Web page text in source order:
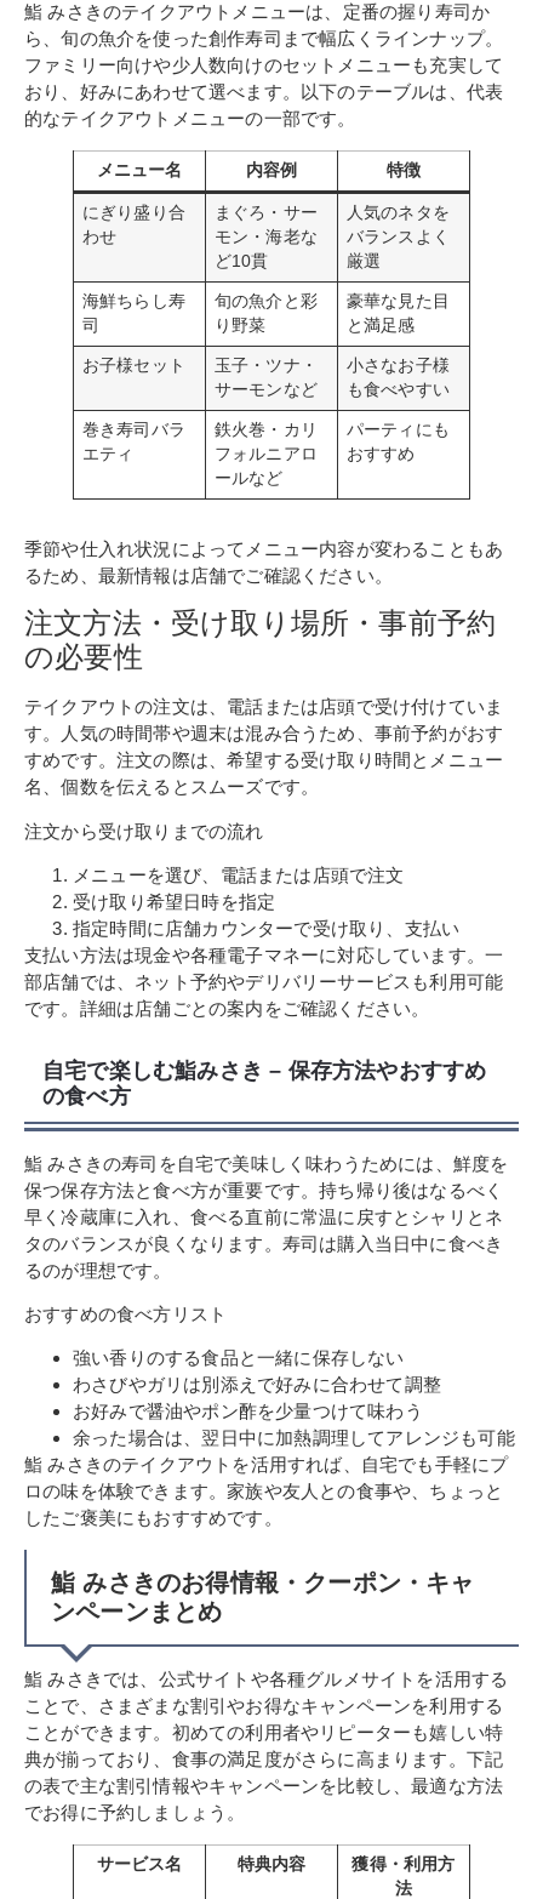
鮨 みさきのテイクアウトメニューは、定番の握り寿司か
ら、旬の魚介を使った創作寿司まで幅広くラインナップ。
ファミリー向けや少人数向けのセットメニューも充実して
おり、好みにあわせて選べます。以下のテーブルは、代表
的なテイクアウトメニューの一部です。
メニュー名 内容例 特徴
にぎり盛り合
わせ
まぐろ・サー
モン・海老な
ど10貫
人気のネタを
バランスよく
厳選
海鮮ちらし寿
司
旬の魚介と彩
り野菜
豪華な見た目
と満足感
お子様セット
玉子・ツナ・
サーモンなど
小さなお子様
も食べやすい
巻き寿司バラ
エティ
鉄火巻・カリ
フォルニアロ
ールなど
パーティにも
おすすめ
季節や仕入れ状況によってメニュー内容が変わることもあ
るため、最新情報は店舗でご確認ください。
注文方法・受け取り場所・事前予約
の必要性
テイクアウトの注文は、電話または店頭で受け付けていま
す。人気の時間帯や週末は混み合うため、事前予約がおす
すめです。注文の際は、希望する受け取り時間とメニュー
名、個数を伝えるとスムーズです。
注文から受け取りまでの流れ
メニューを選び、電話または店頭で注文
受け取り希望日時を指定
指定時間に店舗カウンターで受け取り、支払い
支払い方法は現金や各種電子マネーに対応しています。一
部店舗では、ネット予約やデリバリーサービスも利用可能
です。詳細は店舗ごとの案内をご確認ください。
自宅で楽しむ鮨みさき – 保存方法やおすすめ
の食べ方
鮨 みさきの寿司を自宅で美味しく味わうためには、鮮度を
保つ保存方法と食べ方が重要です。持ち帰り後はなるべく
早く冷蔵庫に入れ、食べる直前に常温に戻すとシャリとネ
タのバランスが良くなります。寿司は購入当日中に食べき
るのが理想です。
おすすめの食べ方リスト
強い香りのする食品と一緒に保存しない
わさびやガリは別添えで好みに合わせて調整
お好みで醤油やポン酢を少量つけて味わう
余った場合は、翌日中に加熱調理してアレンジも可能
鮨 みさきのテイクアウトを活用すれば、自宅でも手軽にプ
ロの味を体験できます。家族や友人との食事や、ちょっと
したご褒美にもおすすめです。
鮨 みさきのお得情報・クーポン・キャ
ンペーンまとめ
鮨 みさきでは、公式サイトや各種グルメサイトを活用する
ことで、さまざまな割引やお得なキャンペーンを利用する
ことができます。初めての利用者やリピーターも嬉しい特
典が揃っており、食事の満足度がさらに高まります。下記
の表で主な割引情報やキャンペーンを比較し、最適な方法
でお得に予約しましょう。
サービス名 特典内容
獲得・利用方
法